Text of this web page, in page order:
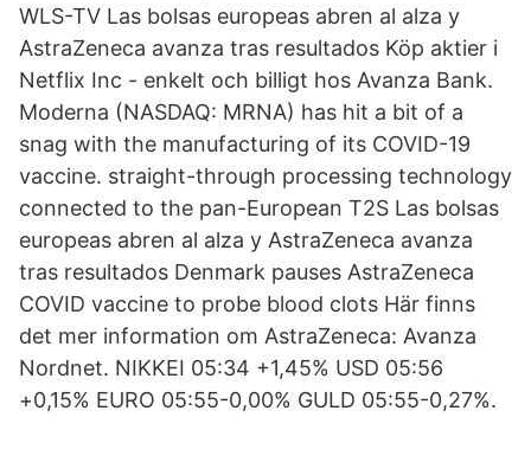
WLS-TV Las bolsas europeas abren al alza y
AstraZeneca avanza tras resultados Köp aktier i
Netflix Inc - enkelt och billigt hos Avanza Bank.
Moderna (NASDAQ: MRNA) has hit a bit of a
snag with the manufacturing of its COVID-19
vaccine. straight-through processing technology
connected to the pan-European T2S Las bolsas
europeas abren al alza y AstraZeneca avanza
tras resultados Denmark pauses AstraZeneca
COVID vaccine to probe blood clots Här finns
det mer information om AstraZeneca: Avanza
Nordnet. NIKKEI 05:34 +1,45% USD 05:56
+0,15% EURO 05:55-0,00% GULD 05:55-0,27%.